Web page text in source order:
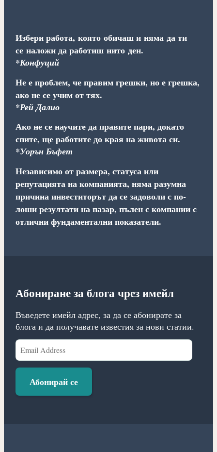
Избери работа, която обичаш и няма да ти
се наложи да работиш нито ден.
*Конфуций
Не е проблем, че правим грешки, но е грешка,
ако не се учим от тях.
*Рей Далио
Ако не се научите да правите пари, докато
спите, ще работите до края на живота си.
*Уорън Бъфет
Независимо от размера, статуса или
репутацията на компанията, няма разумна
причина инвеститорът да се задоволи с по-
лоши резултати на пазар, пълен с компании с
отлични фундаментални показатели.
Абониране за блога чрез имейл
Въведете имейл адрес, за да се абонирате за
блога и да получавате известия за нови статии.
Email
Address
Абонирай се